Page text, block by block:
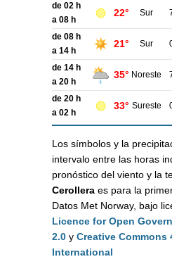
de 02 h
a 08 h
22° Sur
de 08 h
a 14 h
21° Sur
de 14 h
a 20 h
35° Noreste
de 20 h
a 02 h
33° Sureste
Los símbolos y la
intervalo entre las horas
pronóstico del viento y la
Cerollera es para la
Datos Met Norway, bajo
Licence for Open
2.0 y Creative Commons
International